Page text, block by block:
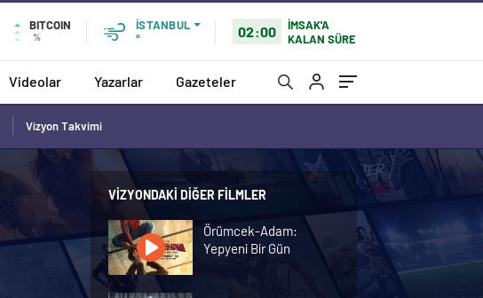
BITCOIN
%
İSTANBUL
°
02:00
İMSAK'A
KALAN SÜRE
Videolar Yazarlar Gazeteler
Vizyon Takvimi
VIZYONDAKI DIĞER FILMLER
Örümcek-Adam:
Yepyeni Bir Gün